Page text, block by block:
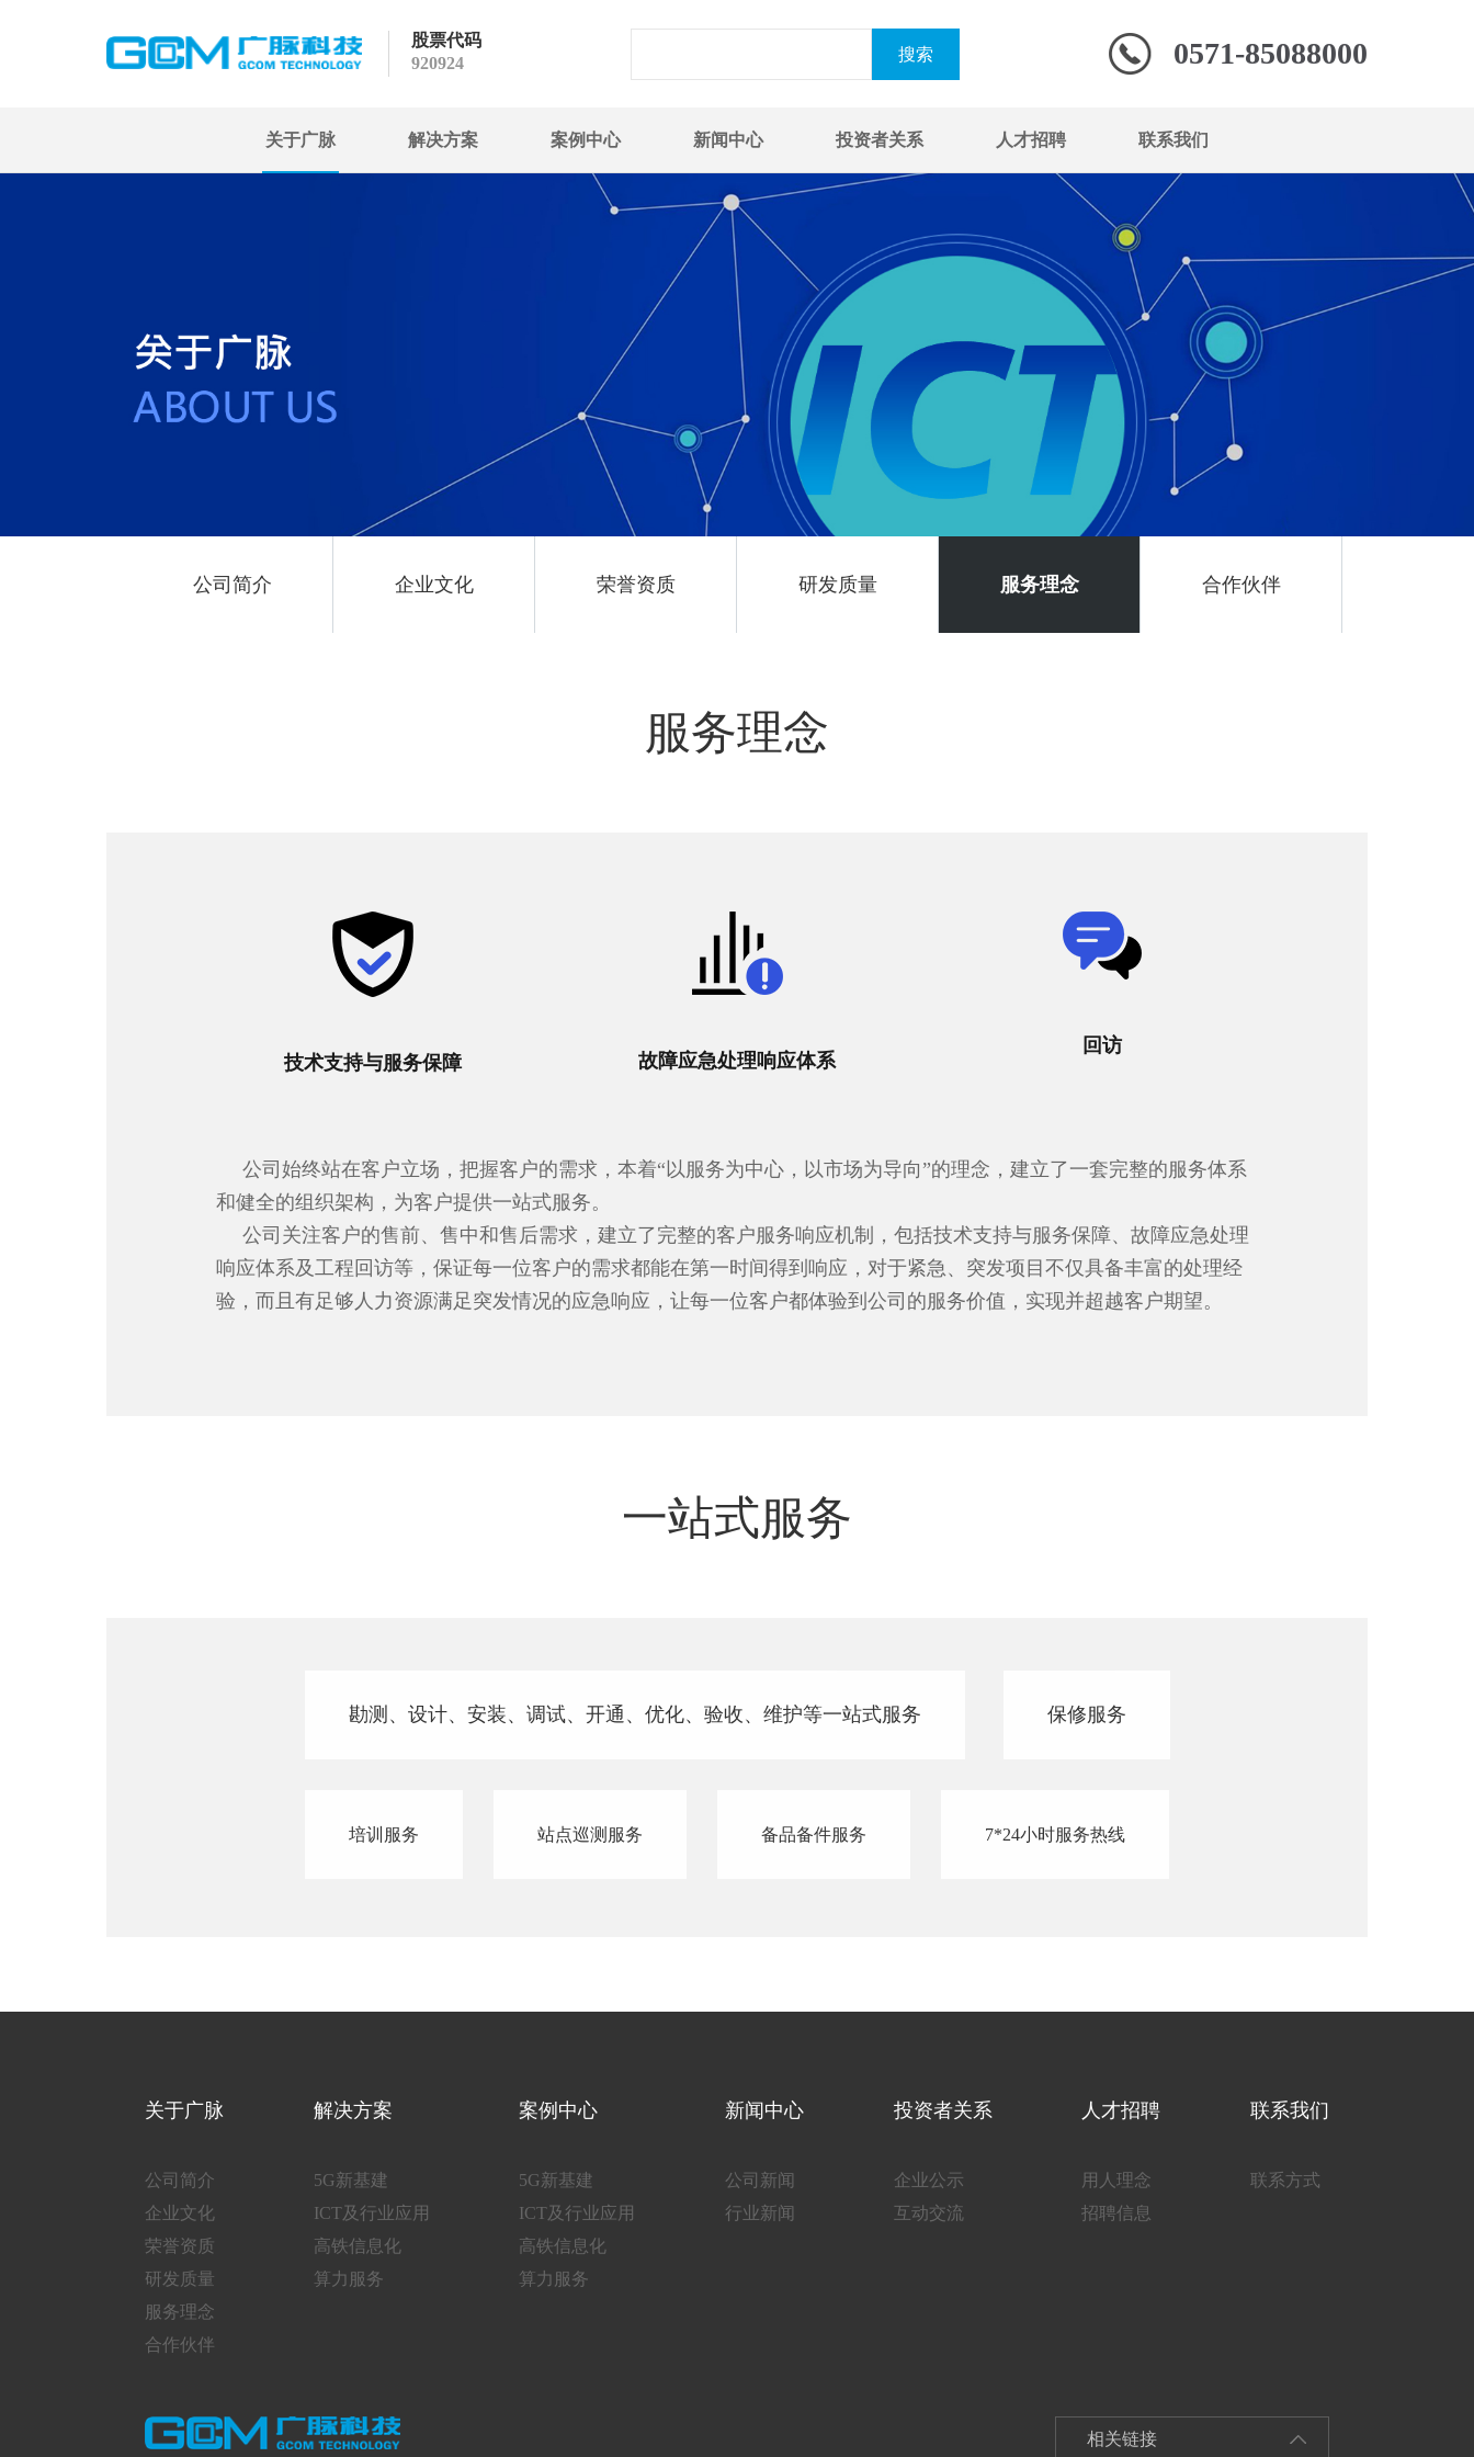
股票代码
920924
0571-85088000
关于广脉 解决方案 案例中心 新闻中心 投资者关系 人才招聘 联系我们
公司简介 企业文化 荣誉资质 研发质量 服务理念 合作伙伴
服务理念
技术支持与服务保障 故障应急处理响应体系
回访
公司始终站在客户立场，把握客户的需求，本着“以服务为中心，以市场为导向”的理念，建立了一套完整的服务体系
和健全的组织架构，为客户提供一站式服务。
公司关注客户的售前、售中和售后需求，建立了完整的客户服务响应机制，包括技术支持与服务保障、故障应急处理
响应体系及工程回访等，保证每一位客户的需求都能在第一时间得到响应，对于紧急、突发项目不仅具备丰富的处理经
验，而且有足够人力资源满足突发情况的应急响应，让每一位客户都体验到公司的服务价值，实现并超越客户期望。
一站式服务
勘测、设计、安装、调试、开通、优化、验收、维护等一站式服务 保修服务
培训服务 站点巡测服务 备品备件服务 7*24小时服务热线
关于广脉
公司简介
企业文化
荣誉资质
研发质量
服务理念
合作伙伴
解决方案
5G新基建
ICT及行业应用
高铁信息化
算力服务
案例中心
5G新基建
ICT及行业应用
高铁信息化
算力服务
新闻中心
公司新闻
行业新闻
投资者关系
企业公示
互动交流
人才招聘
用人理念
招聘信息
联系我们
联系方式